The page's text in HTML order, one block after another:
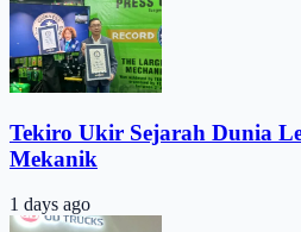
Tekiro Ukir Sejarah Dunia
Mekanik
1 days ago